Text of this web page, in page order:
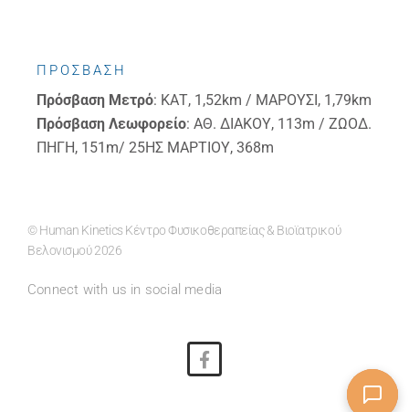
ΠΡΟΣΒΑΣΗ
Πρόσβαση Μετρό: ΚΑΤ, 1,52km / ΜΑΡΟΥΣΙ, 1,79km
Πρόσβαση Λεωφορείο: ΑΘ. ΔΙΑΚΟΥ, 113m / ΖΩΟΔ.
ΠΗΓΗ, 151m/ 25ΗΣ ΜΑΡΤΙΟΥ, 368m
© Human Kinetics Κέντρο Φυσικοθεραπείας & Βιοϊατρικού
Βελονισμού 2026
Connect with us in social media